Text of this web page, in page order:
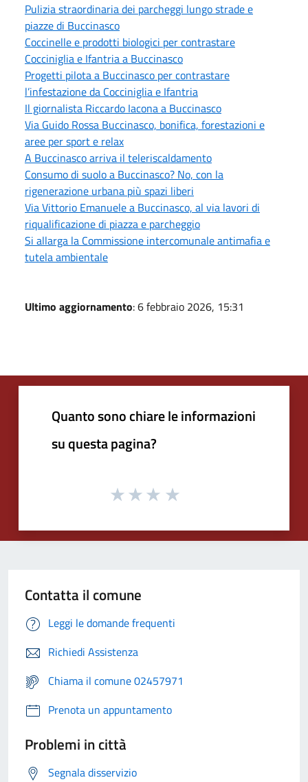
Pulizia straordinaria dei parcheggi lungo strade e
piazze di Buccinasco
Coccinelle e prodotti biologici per contrastare
Cocciniglia e Ifantria a Buccinasco
Progetti pilota a Buccinasco per contrastare
l’infestazione da Cocciniglia e Ifantria
Il giornalista Riccardo Iacona a Buccinasco
Via Guido Rossa Buccinasco, bonifica, forestazioni e
aree per sport e relax
A Buccinasco arriva il teleriscaldamento
Consumo di suolo a Buccinasco? No, con la
rigenerazione urbana più spazi liberi
Via Vittorio Emanuele a Buccinasco, al via lavori di
riqualificazione di piazza e parcheggio
Si allarga la Commissione intercomunale antimafia e
tutela ambientale
Ultimo aggiornamento: 6 febbraio 2026, 15:31
Quanto sono chiare le informazioni
su questa pagina?
Contatta il comune
Leggi le domande frequenti
Richiedi Assistenza
Chiama il comune 02457971
Prenota un appuntamento
Problemi in città
Segnala disservizio